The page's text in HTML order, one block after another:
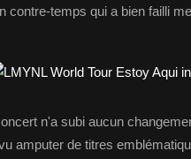
contre-temps qui a bien failli
n'a subi aucun
amputer de titres